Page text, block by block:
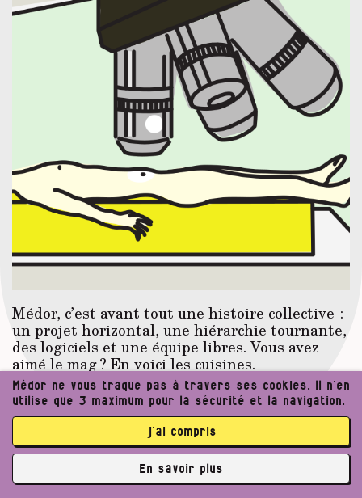
Médor, c’est avant tout une histoire collective :
un projet horizontal, une hiérarchie tournante,
des logiciels et une équipe libres. Vous avez
aimé le mag ? En voici les cuisines.
Par L’équipe de Médor, Jérôme Degive
Publié le04/06/2026
N°43 libre accès
Médor ne vous traque pas à travers ses cookies. Il n’en
utilise que 3 maximum pour la sécurité et la navigation.
j’ai compris
En savoir plus